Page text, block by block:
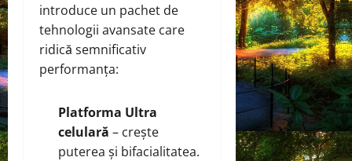
introduce un pachet de
tehnologii avansate care
ridică semnificativ
performanța:
Platforma Ultra
celulară – crește
puterea și bifacialitatea.